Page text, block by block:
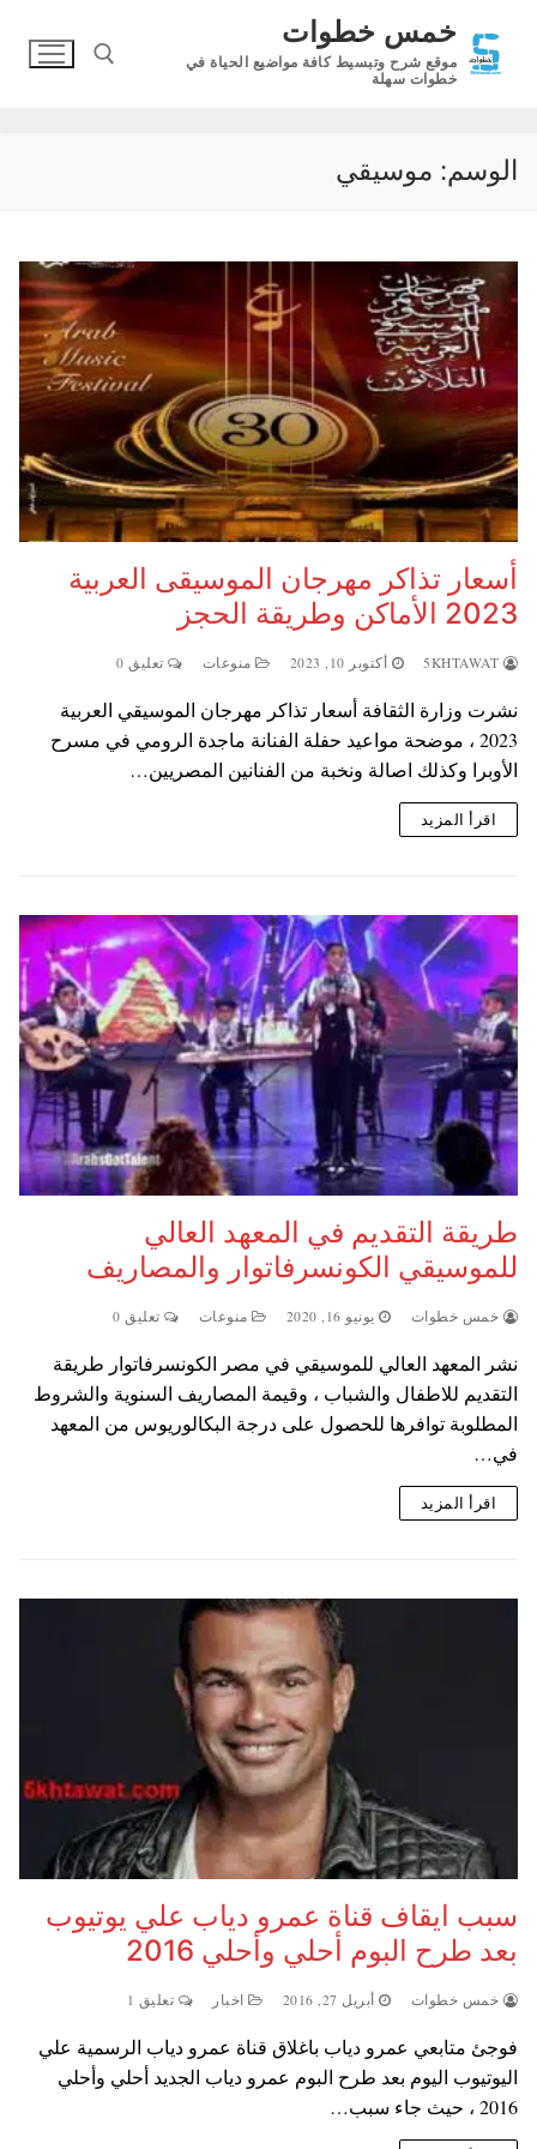
المحتوى
خمس خطوات
موقع شرح وتبسيط كافة مواضيع الحياة في
خطوات سهلة
الوسم: موسيقي
أسعار تذاكر مهرجان الموسيقى العربية
2023 الأماكن وطريقة الحجز
أكتوبر 10, 2023 منوعات تعليق 0
نشرت وزارة الثقافة أسعار تذاكر مهرجان الموسيقي العربية
2023 ، موضحة مواعيد حفلة الفنانة ماجدة الرومي في مسرح
الأوبرا وكذلك اصالة ونخبة من الفنانين المصريين…
اقرأ المزيد
طريقة التقديم في المعهد العالي
للموسيقي الكونسرفاتوار والمصاريف
خمس خطوات يونيو 16, 2020 منوعات تعليق 0
نشر المعهد العالي للموسيقي في مصر الكونسرفاتوار طريقة
التقديم للاطفال والشباب ، وقيمة المصاريف السنوية والشروط
المطلوبة توافرها للحصول على درجة البكالوريوس من المعهد
في…
اقرأ المزيد
سبب ايقاف قناة عمرو دياب علي يوتيوب
بعد طرح البوم أحلي وأحلي 2016
خمس خطوات أبريل 27, 2016 اخبار تعليق 1
فوجئ متابعي عمرو دياب باغلاق قناة عمرو دياب الرسمية علي
اليوتيوب اليوم بعد طرح البوم عمرو دياب الجديد أحلي وأحلي
2016 ، حيث جاء سبب…